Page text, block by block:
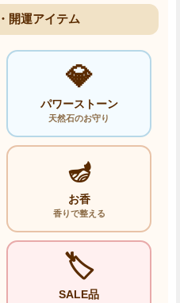
開運アイテム
💎
パワーストーン
天然石のお守り
🪔
お香
香りで整える
🏷️
SALE品